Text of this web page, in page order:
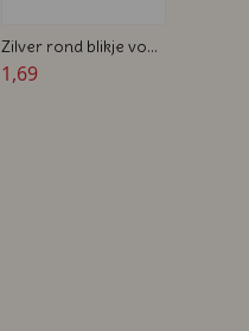
Zilver rond blikje voor
huwelijken - Gevuld
1,69